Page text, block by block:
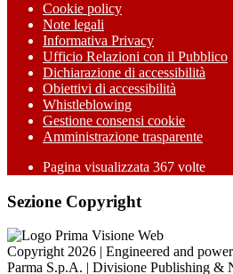
Cookie policy
Note legali
Informativa Privacy
Ufficio Relazioni con il Pubblico
Dichiarazione di accessibilità
Obiettivi di accessibilità
Whistleblowing
Gestione consensi cookie
Amministrazione trasparente
Pagina visualizzata 367 volte
Sezione Copyright
Copyright 2026 | Engineered and
Parma S.p.A. | Divisione Publishing &